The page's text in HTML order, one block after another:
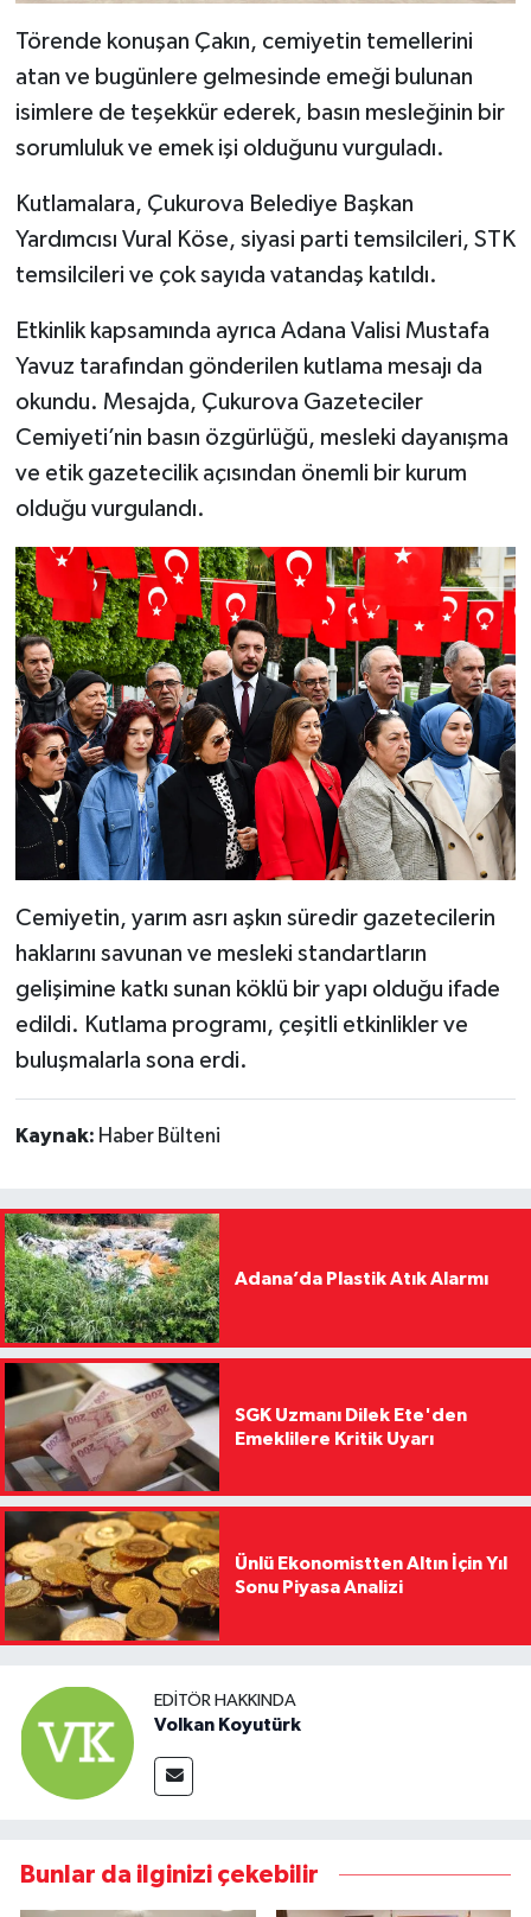
Törende konuşan Çakın, cemiyetin temellerini
atan ve bugünlere gelmesinde emeği bulunan
isimlere de teşekkür ederek, basın mesleğinin bir
sorumluluk ve emek işi olduğunu vurguladı.
Kutlamalara, Çukurova Belediye Başkan
Yardımcısı Vural Köse, siyasi parti temsilcileri, STK
temsilcileri ve çok sayıda vatandaş katıldı.
Etkinlik kapsamında ayrıca Adana Valisi Mustafa
Yavuz tarafından gönderilen kutlama mesajı da
okundu. Mesajda, Çukurova Gazeteciler
Cemiyeti’nin basın özgürlüğü, mesleki dayanışma
ve etik gazetecilik açısından önemli bir kurum
olduğu vurgulandı.
Cemiyetin, yarım asrı aşkın süredir gazetecilerin
haklarını savunan ve mesleki standartların
gelişimine katkı sunan köklü bir yapı olduğu ifade
edildi. Kutlama programı, çeşitli etkinlikler ve
buluşmalarla sona erdi.
Kaynak: Haber Bülteni
Adana’da Plastik Atık Alarmı
SGK Uzmanı Dilek Ete'den
Emeklilere Kritik Uyarı
Ünlü Ekonomistten Altın İçin Yıl
Sonu Piyasa Analizi
EDITÖR HAKKINDA
Volkan Koyutürk
Bunlar da ilginizi çekebilir